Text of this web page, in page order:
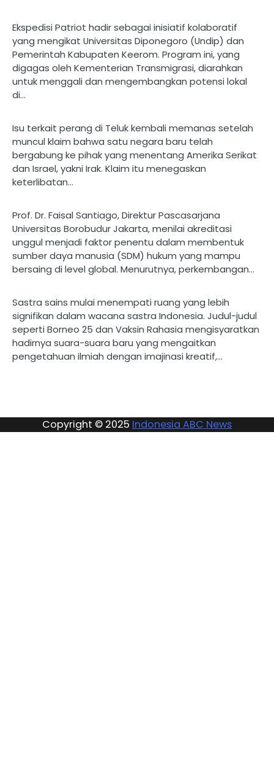
Ekspedisi Patriot hadir sebagai inisiatif kolaboratif
yang mengikat Universitas Diponegoro (Undip) dan
Pemerintah Kabupaten Keerom. Program ini, yang
digagas oleh Kementerian Transmigrasi, diarahkan
untuk menggali dan mengembangkan potensi lokal
di…
Isu terkait perang di Teluk kembali memanas setelah
muncul klaim bahwa satu negara baru telah
bergabung ke pihak yang menentang Amerika Serikat
dan Israel, yakni Irak. Klaim itu menegaskan
keterlibatan…
Prof. Dr. Faisal Santiago, Direktur Pascasarjana
Universitas Borobudur Jakarta, menilai akreditasi
unggul menjadi faktor penentu dalam membentuk
sumber daya manusia (SDM) hukum yang mampu
bersaing di level global. Menurutnya, perkembangan…
Sastra sains mulai menempati ruang yang lebih
signifikan dalam wacana sastra Indonesia. Judul-judul
seperti Borneo 25 dan Vaksin Rahasia mengisyaratkan
hadirnya suara-suara baru yang mengaitkan
pengetahuan ilmiah dengan imajinasi kreatif,…
Copyright © 2025 Indonesia ABC News